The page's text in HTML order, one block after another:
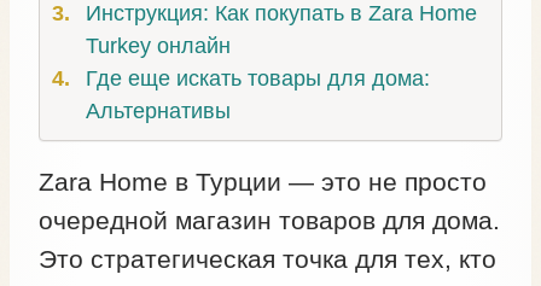
Инструкция: Как покупать в Zara Home
Turkey онлайн
Где еще искать товары для дома:
Альтернативы
Zara Home в Турции — это не просто
очередной магазин товаров для дома.
Это стратегическая точка для тех, кто